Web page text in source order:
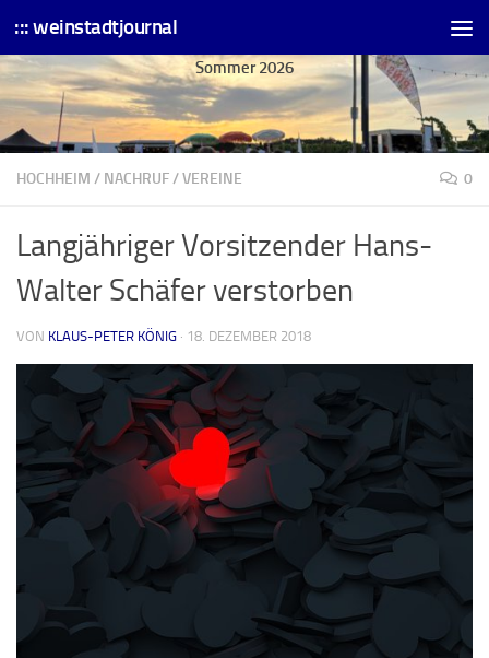
Skip to content
::: weinstadtjournal
Sommer 2026
HOCHHEIM / NACHRUF/VEREINE 0
Langjähriger Vorsitzender Hans-
Walter Schäfer verstorben
VON KLAUS-PETER KÖNIG · 18. DEZEMBER 2018